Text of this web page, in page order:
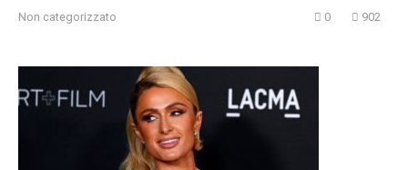
Non categorizzato 0 902